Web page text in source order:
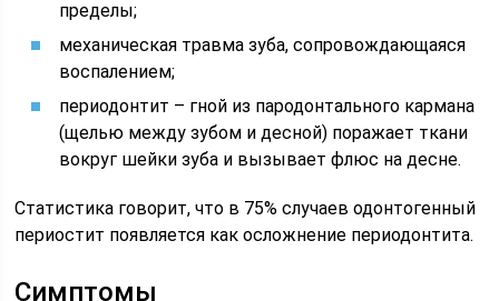
пределы;
механическая травма зуба, сопровождающаяся
воспалением;
периодонтит – гной из пародонтального кармана
(щелью между зубом и десной) поражает ткани
вокруг шейки зуба и вызывает флюс на десне.
Статистика говорит, что в 75% случаев одонтогенный
периостит появляется как осложнение периодонтита.
Симптомы